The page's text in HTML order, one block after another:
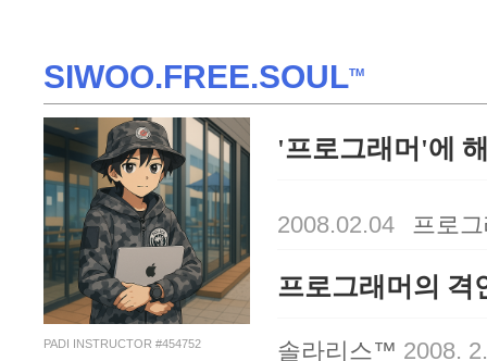
SIWOO.FREE.SOULTM
PADI INSTRUCTOR #454752
'프로그래머'에
2008.02.04 프로
프로그래머의 격
솔라리스™ 2008.